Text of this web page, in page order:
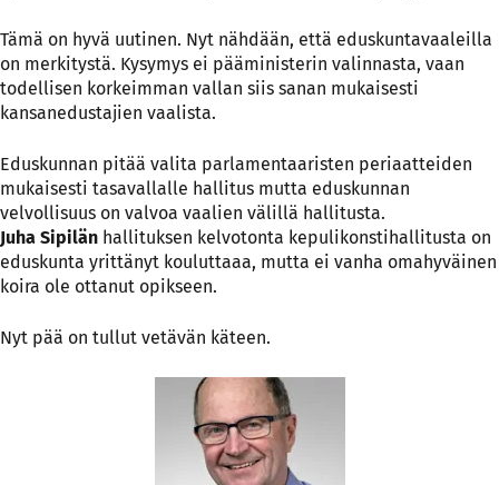
Tämä on hyvä uutinen. Nyt nähdään, että eduskuntavaaleilla
on merkitystä. Kysymys ei pääministerin valinnasta, vaan
todellisen korkeimman vallan siis sanan mukaisesti
kansanedustajien vaalista.
Eduskunnan pitää valita parlamentaaristen periaatteiden
mukaisesti tasavallalle hallitus mutta eduskunnan
velvollisuus on valvoa vaalien välillä hallitusta.
Juha Sipilän hallituksen kelvotonta kepulikonstihallitusta on
eduskunta yrittänyt kouluttaaa, mutta ei vanha omahyväinen
koira ole ottanut opikseen.
Nyt pää on tullut vetävän käteen.